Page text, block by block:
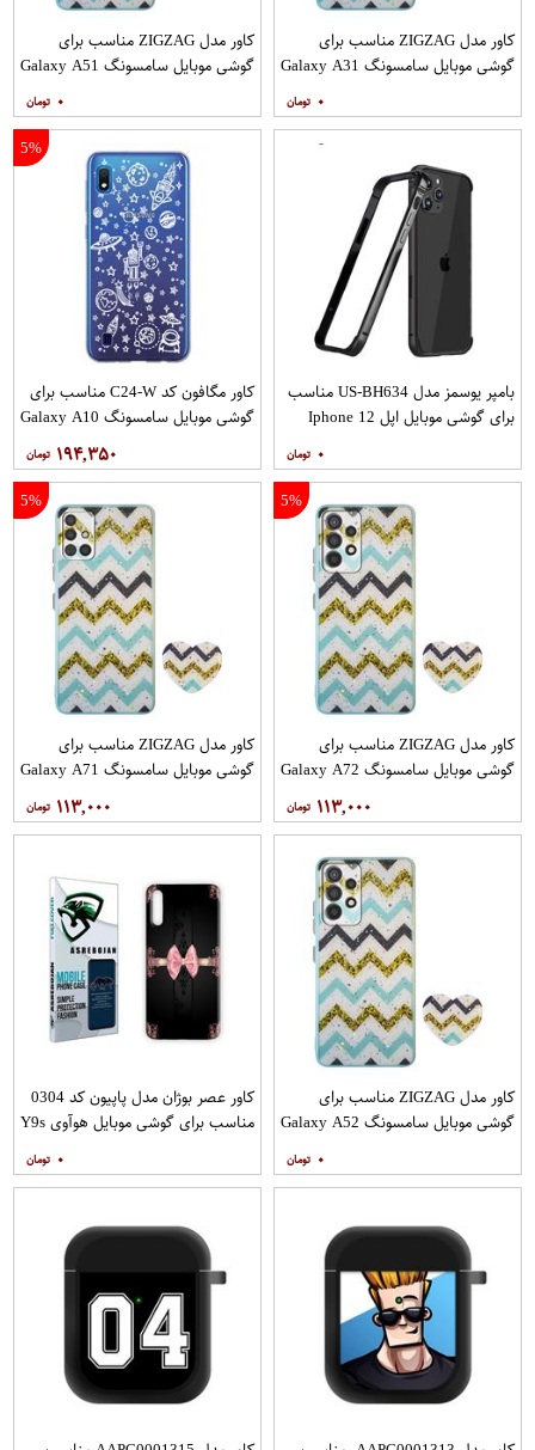
کاور مدل ZIGZAG مناسب برای
گوشی موبایل سامسونگ Galaxy A31
۰
کاور مدل ZIGZAG مناسب برای
گوشی موبایل سامسونگ Galaxy A51
۰
بامپر یوسمز مدل US-BH634 مناسب
برای گوشی موبایل اپل Iphone 12
۰
5%
کاور مگافون کد C24-W مناسب برای
گوشی موبایل سامسونگ Galaxy A10
۱۹۴,۳۵۰
5%
کاور مدل ZIGZAG مناسب برای
گوشی موبایل سامسونگ Galaxy A72
۱۱۳,۰۰۰
5%
کاور مدل ZIGZAG مناسب برای
گوشی موبایل سامسونگ Galaxy A71
۱۱۳,۰۰۰
کاور مدل ZIGZAG مناسب برای
گوشی موبایل سامسونگ Galaxy A52
۰
کاور عصر بوژان مدل پاپیون کد 0304
مناسب برای گوشی موبایل هوآوی Y9s
۰